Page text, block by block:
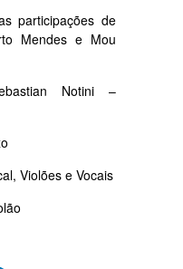
participações de
Mendes e Mou
Notini –
Violões e Vocais